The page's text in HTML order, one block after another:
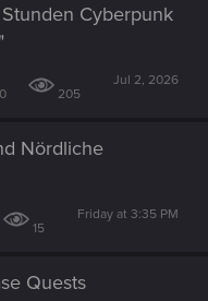
Cyberpunk
0 205
Jul 2, 2026
Nördliche
15
Friday at 3:35 PM
Quests